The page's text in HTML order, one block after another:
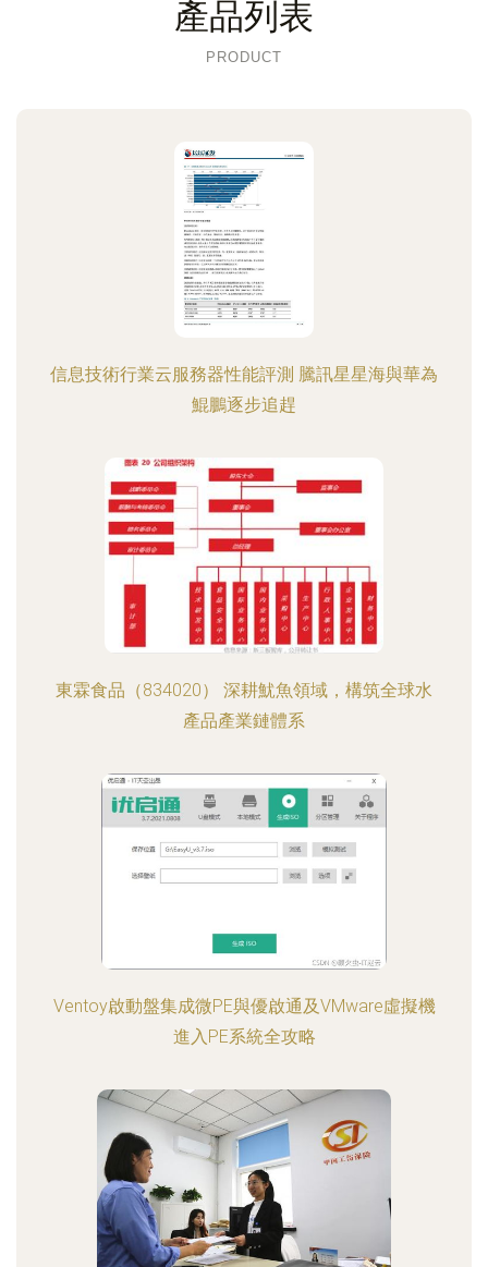
產品列表
PRODUCT
信息技術行業云服務器性能評測 騰訊星星海與華為
鯤鵬逐步追趕
東霖食品（834020） 深耕魷魚領域，構筑全球水
產品產業鏈體系
Ventoy啟動盤集成微PE與優啟通及VMware虛擬機
進入PE系統全攻略